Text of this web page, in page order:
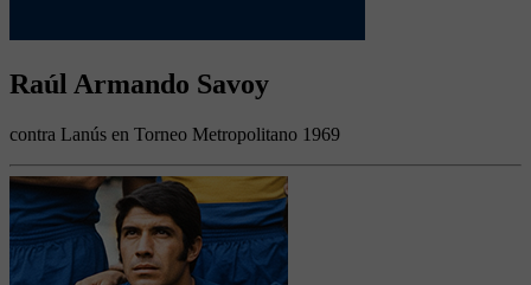
Raúl Armando Savoy
contra Lanús en Torneo Metropolitano 1969